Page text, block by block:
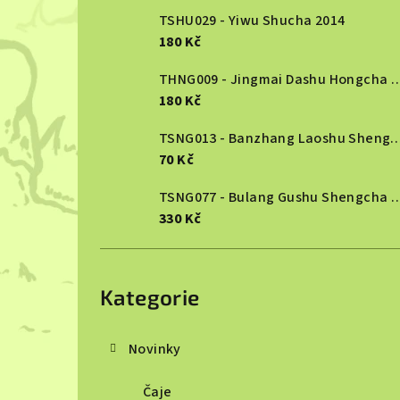
TSHU029 - Yiwu Shucha 2014
180 Kč
THNG009 -
180 Kč
TSNG013 - Banzhang
70 Kč
TSNG077 - Bulang
330 Kč
Kategorie
Novinky
Čaje